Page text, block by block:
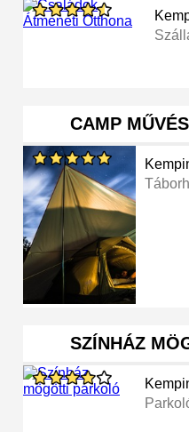
CAMP
SZÍNHÁZ